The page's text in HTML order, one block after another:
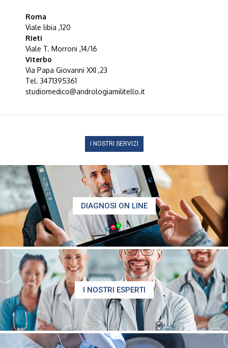
Roma
Viale libia ,120
Rieti
Viale T. Morroni ,14/16
Viterbo
Via Papa Giovanni XXI ,23
Tel. 3471395361
studiomedico@andrologiamilitello.it
I NOSTRI SERVIZI
DIAGNOSI ON LINE
I NOSTRI ESPERTI